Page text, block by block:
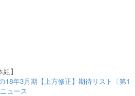
】
18年3月期【上方修正】期待リスト〔第1
ュース